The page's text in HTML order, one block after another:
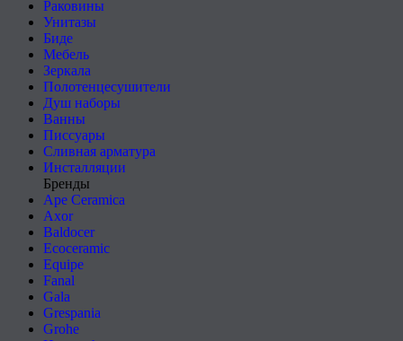
Раковины
Унитазы
Биде
Мебель
Зеркала
Полотенцесушители
Душ наборы
Ванны
Писсуары
Сливная арматура
Инсталляции
Бренды
Ape Ceramica
Axor
Baldocer
Ecoceramic
Equipe
Fanal
Gala
Grespania
Grohe